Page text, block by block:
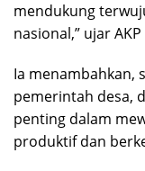
mendukung
nasional,” ujar
Ia menambahkan,
pemerintah desa,
penting dalam
produktif dan